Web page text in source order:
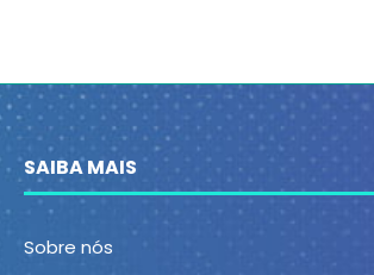
SAIBA MAIS
Sobre nós